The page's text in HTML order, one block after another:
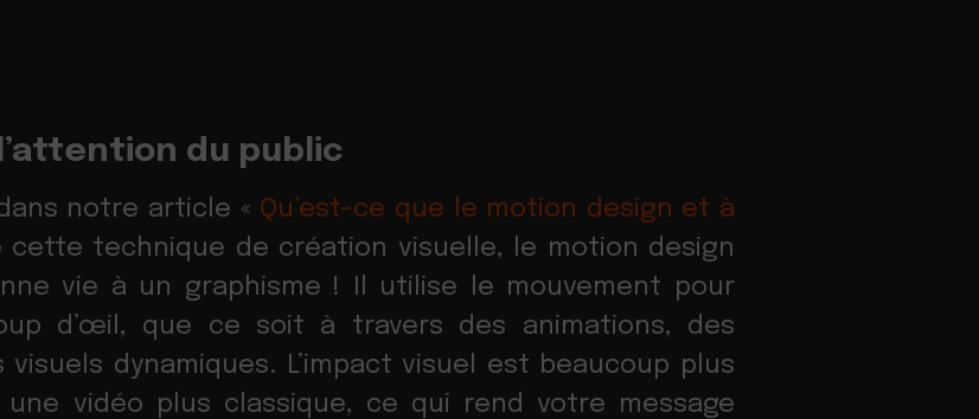
du public
notre article « Qu’est-ce que le motion design et à
cette technique de création visuelle, le motion design
vie à un graphisme ! Il utilise le mouvement pour
d’œil, que ce soit à travers des animations, des
dynamiques. L’impact visuel est beaucoup plus
vidéo plus classique, ce qui rend votre message